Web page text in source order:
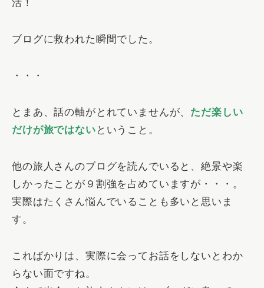
活！
ブログに救われた瞬間でした。
・・・
とまあ、話の軸がとれていませんが、 ただ楽しい
だけが旅ではない ということ。
他の旅人さんのブログを読んでいると、絶景や楽
しかったことが９割強を占めていますが・・・。
実際はたくさん悩んでいることも多いと思いま
す。
こればかりは、実際に会ってお話をしないとわか
らない面ですね。